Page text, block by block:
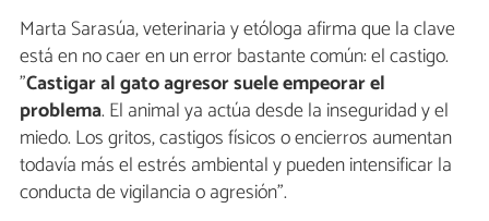
Marta Sarasúa, veterinaria y etóloga afirma que la clave
está en no caer en un error bastante común: el castigo.
"Castigar al gato agresor suele empeorar el
problema. El animal ya actúa desde la inseguridad y el
miedo. Los gritos, castigos físicos o encierros aumentan
todavía más el estrés ambiental y pueden intensificar la
conducta de vigilancia o agresión".